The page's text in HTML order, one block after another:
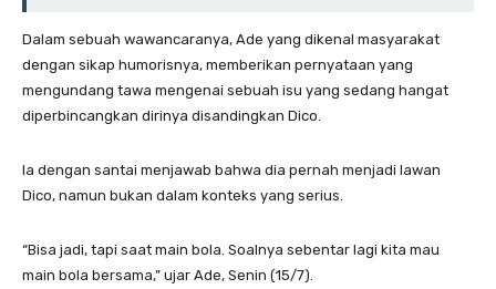
Dalam sebuah wawancaranya, Ade yang dikenal masyarakat
dengan sikap humorisnya, memberikan pernyataan yang
mengundang tawa mengenai sebuah isu yang sedang hangat
diperbincangkan dirinya disandingkan Dico.
Ia dengan santai menjawab bahwa dia pernah menjadi lawan
Dico, namun bukan dalam konteks yang serius.
“Bisa jadi, tapi saat main bola. Soalnya sebentar lagi kita mau
main bola bersama,” ujar Ade, Senin (15/7).